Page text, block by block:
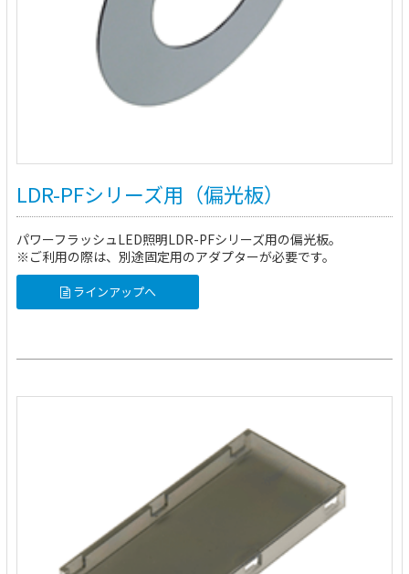
LDR-PFシリーズ用（偏光板）
パワーフラッシュLED照明LDR-PFシリーズ用の偏光板。
※ご利用の際は、別途固定用のアダプターが必要です。
ラインアップへ